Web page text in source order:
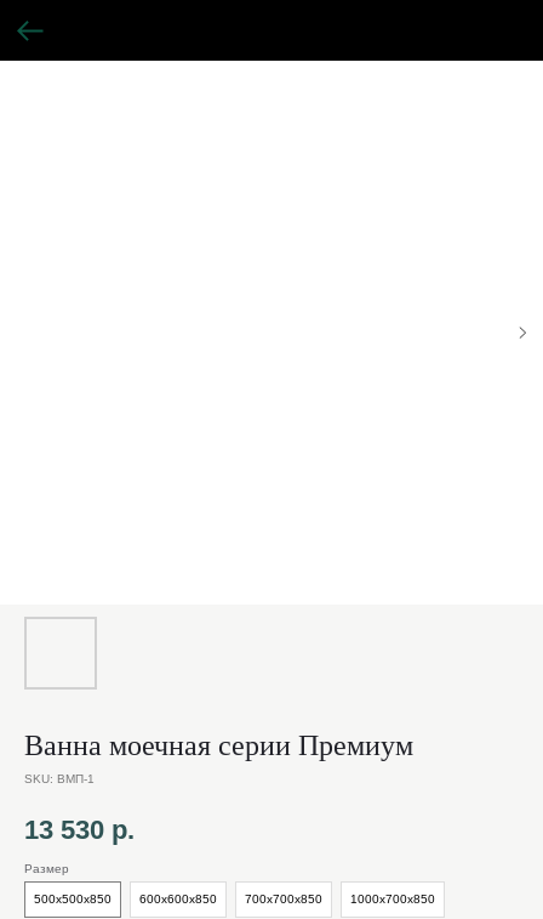
Ванна моечная серии Премиум
SKU: ВМП-1
13 530 р.
Размер
500х500х850 600х600х850 700х700х850 1000х700х850